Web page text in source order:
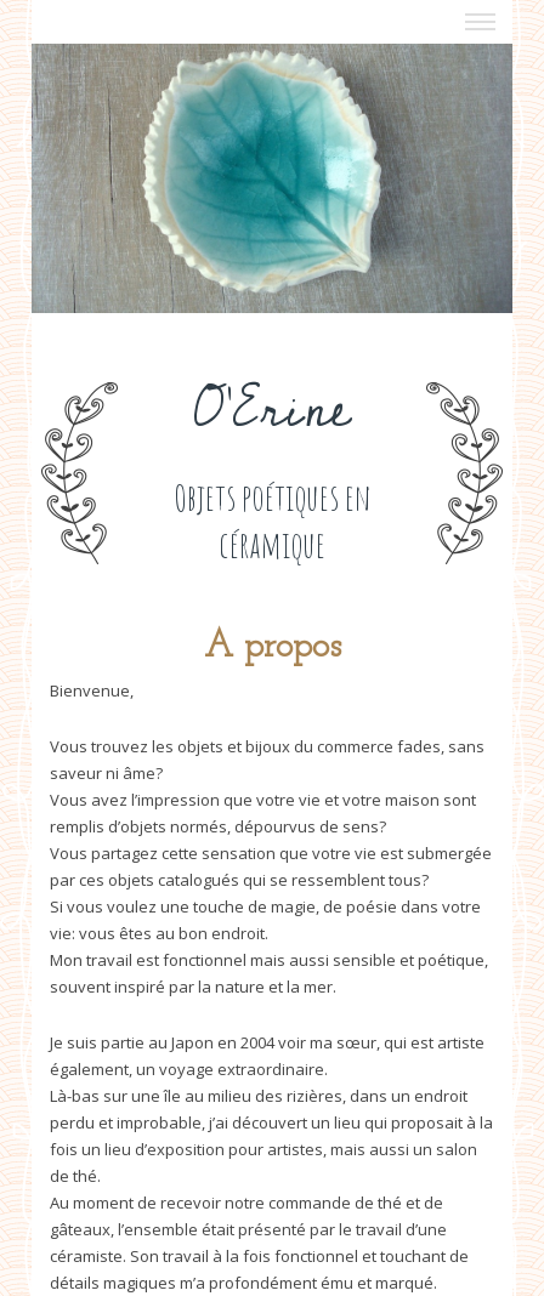
O'Erine
Objets poétiques en
céramique
a propos
boutiques de créateurs
contact
politique de confidentialité
A propos
Bienvenue,
Vous trouvez les objets et bijoux du commerce fades, sans
saveur ni âme?
Vous avez l’impression que votre vie et votre maison sont
remplis d’objets normés, dépourvus de sens?
Vous partagez cette sensation que votre vie est submergée
par ces objets catalogués qui se ressemblent tous?
Si vous voulez une touche de magie, de poésie dans votre
vie: vous êtes au bon endroit.
Mon travail est fonctionnel mais aussi sensible et poétique,
souvent inspiré par la nature et la mer.
Je suis partie au Japon en 2004 voir ma sœur, qui est artiste
également, un voyage extraordinaire.
Là-bas sur une île au milieu des rizières, dans un endroit
perdu et improbable, j’ai découvert un lieu qui proposait à la
fois un lieu d’exposition pour artistes, mais aussi un salon
de thé.
Au moment de recevoir notre commande de thé et de
gâteaux, l’ensemble était présenté par le travail d’une
céramiste. Son travail à la fois fonctionnel et touchant de
détails magiques m’a profondément ému et marqué.